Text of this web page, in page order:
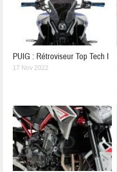
PUIG : Rétroviseur Top Tech I
17 Nov 2022